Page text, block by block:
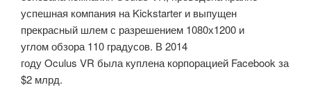
успешная компания на Kickstarter и выпущен
прекрасный шлем с разрешением 1080х1200 и
углом обзора 110 градусов. В 2014
году Oculus VR была куплена корпорацией Facebook за
$2 млрд.